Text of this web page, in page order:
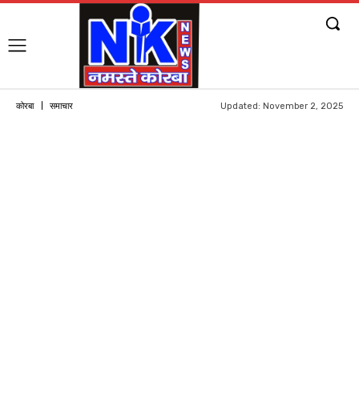
कोरबा समाचार Updated: November 2, 2025